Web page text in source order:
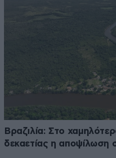
Βραζιλία: Στο
δεκαετίας η αποψίλωση